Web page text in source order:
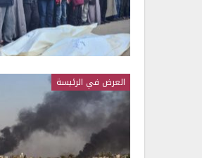
العرض في الرئيسة